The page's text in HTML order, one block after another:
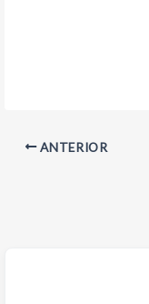
ANTERIOR